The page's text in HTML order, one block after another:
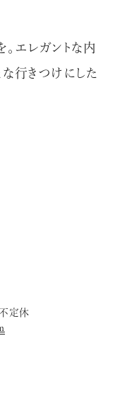
エレガントな内
行きつけにした
定休